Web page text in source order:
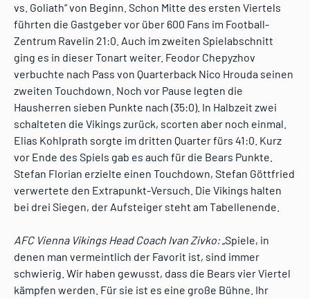
vs. Goliath“ von Beginn. Schon Mitte des ersten Viertels
führten die Gastgeber vor über 600 Fans im Football-
Zentrum Ravelin 21:0. Auch im zweiten Spielabschnitt
ging es in dieser Tonart weiter. Feodor Chepyzhov
verbuchte nach Pass von Quarterback Nico Hrouda seinen
zweiten Touchdown. Noch vor Pause legten die
Hausherren sieben Punkte nach (35:0). In Halbzeit zwei
schalteten die Vikings zurück, scorten aber noch einmal.
Elias Kohlprath sorgte im dritten Quarter fürs 41:0. Kurz
vor Ende des Spiels gab es auch für die Bears Punkte.
Stefan Florian erzielte einen Touchdown, Stefan Göttfried
verwertete den Extrapunkt-Versuch. Die Vikings halten
bei drei Siegen, der Aufsteiger steht am Tabellenende.
AFC Vienna Vikings Head Coach Ivan Zivko:„Spiele, in
denen man vermeintlich der Favorit ist, sind immer
schwierig. Wir haben gewusst, dass die Bears vier Viertel
kämpfen werden. Für sie ist es eine große Bühne. Ihr